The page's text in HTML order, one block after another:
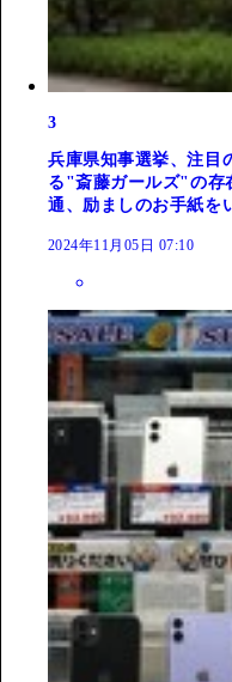
3
兵庫県知事選挙、注
る"斎藤ガールズ"の存
通、励ましのお手紙を
2024年11月05日 07:10